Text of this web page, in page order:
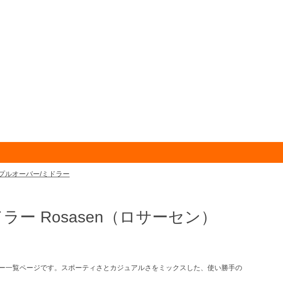
ルオーバー/ミドラー
ー Rosasen （ロサーセン）
覧ページです。スポーティさとカジュアルさをミックスした、使い勝手の